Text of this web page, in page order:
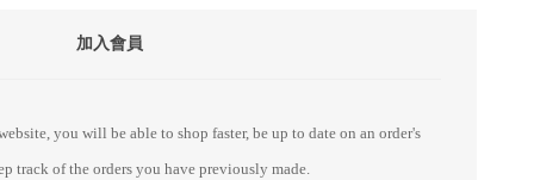
加入會員
you will be able to shop faster, be up to date on an order's
track of the orders you have previously made.